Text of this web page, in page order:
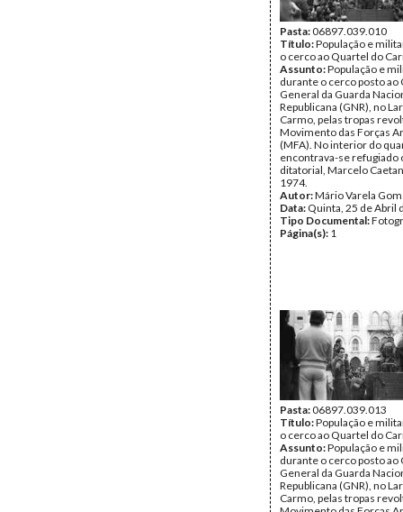
Pasta:06897.039.010
Título:População e
o cerco ao Quartel do
Assunto:População e
durante o cerco posto ao
General da Guarda
Republicana (GNR), no
Carmo, pelas tropas
Movimento das Forças
(MFA). No interior do
encontrava-se refugiado
ditatorial, Marcelo
1974.
Autor:Mário Varela
Data: Quinta, 25 de Abril
Tipo Documental:
Página(s): 1
Pasta:06897.039.013
Título:População e
o cerco ao Quartel do
Assunto:População e
durante o cerco posto ao
General da Guarda
Republicana (GNR), no
Carmo, pelas tropas